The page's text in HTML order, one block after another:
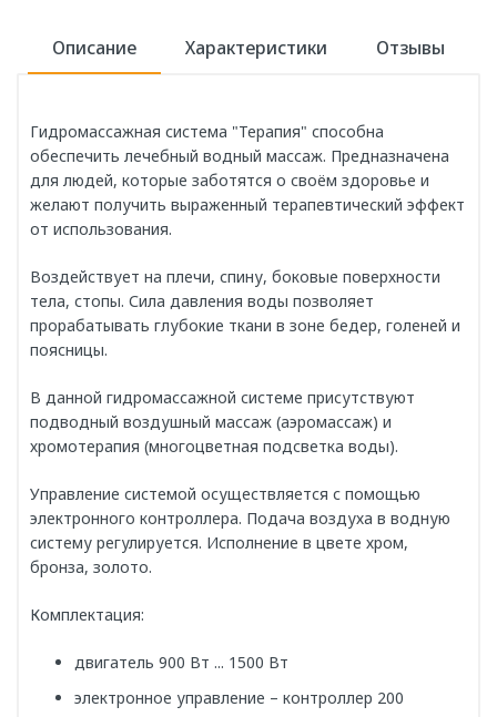
Описание Характеристики Отзывы
Гидромассажная система "Терапия" способна
обеспечить лечебный водный массаж. Предназначена
для людей, которые заботятся о своём здоровье и
желают получить выраженный терапевтический эффект
от использования.
Воздействует на плечи, спину, боковые поверхности
тела, стопы. Сила давления воды позволяет
прорабатывать глубокие ткани в зоне бедер, голеней и
поясницы.
В данной гидромассажной системе присутствуют
подводный воздушный массаж (аэромассаж) и
хромотерапия (многоцветная подсветка воды).
Управление системой осуществляется с помощью
электронного контроллера. Подача воздуха в водную
систему регулируется. Исполнение в цвете хром,
бронза, золото.
Комплектация:
двигатель 900 Вт ... 1500 Вт
электронное управление – контроллер 200